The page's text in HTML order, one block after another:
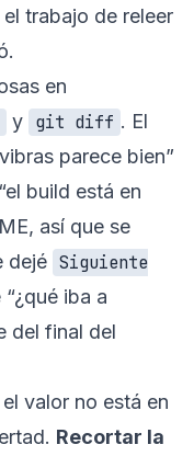
trabajo de releer
en
y git diff . El
parece bien”
build está en
así que se
dejé Siguiente
iba a
del final del
valor no está en
Recortar la